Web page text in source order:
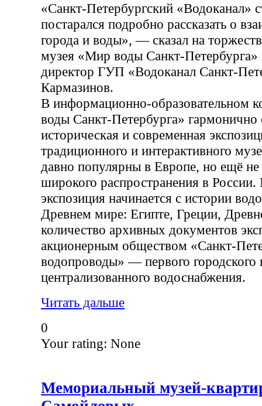
«Санкт-Петербургский «Водоканал»
постарался подробно рассказать о
города и воды», — сказал на
музея «Мир воды Санкт-Петербурга»
директор ГУП «Водоканал Санкт-
Кармазинов.
В информационно-образовательном
воды Санкт-Петербурга» гармонично
историческая и современная
традиционного и интерактивного
давно популярны в Европе, но ещё
широкого распространения в России.
экспозиция начинается с истории
Древнем мире: Египте, Греции,
количество архивных документов
акционерным обществом «Санкт-
водопроводы» — первого городского
централизованного водоснабжения.
Читать дальше
0
Your rating: None
Мемориальный музей-